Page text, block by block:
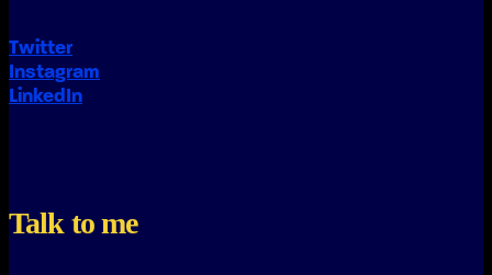
Twitter
Instagram
LinkedIn
Talk to me